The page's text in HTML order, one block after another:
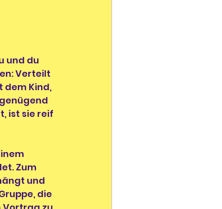
und du
Verteilt
dem Kind,
ist sie reif
Zum
und
die